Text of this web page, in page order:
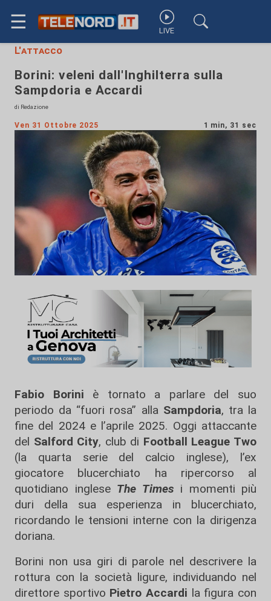
☰ LIVE
L'attacco
Borini: veleni dall'Inghilterra sulla
Sampdoria e Accardi
di Redazione
Ven 31 Ottobre 2025 1 min, 31 sec
Fabio Borini è tornato a parlare del suo
periodo da “fuori rosa” alla Sampdoria, tra la
fine del 2024 e l’aprile 2025. Oggi attaccante
del Salford City, club di Football League Two
(la quarta serie del calcio inglese), l’ex
giocatore blucerchiato ha ripercorso al
quotidiano inglese The Times i momenti più
duri della sua esperienza in blucerchiato,
ricordando le tensioni interne con la dirigenza
doriana.
Borini non usa giri di parole nel descrivere la
rottura con la società ligure, individuando nel
direttore sportivo Pietro Accardi la figura con